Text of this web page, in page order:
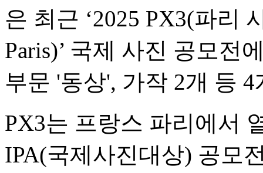
은 최근 ‘2025 PX3(파리
Paris)’ 국제 사진 공모전
부문 '동상', 가작 2개 등
PX3는 프랑스 파리에서
IPA(국제사진대상) 공모